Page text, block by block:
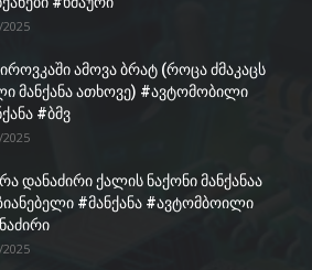
ამოვა ბრატ (როცა ძმაკაცს
მანქანა ათხოვე) #ავტომობილი
#ბმვ
დანაძირი ქალის ნაქონი მანქანაა
#მანქანა #ავტომბოილი